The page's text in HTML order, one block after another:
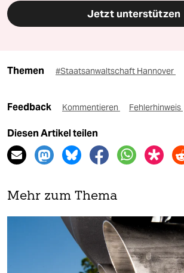
Jetzt unterstützen
Themen #Staatsanwaltschaft Hannover
Feedback Kommentieren Fehlerhinweis
Diesen Artikel teilen
Mehr zum Thema